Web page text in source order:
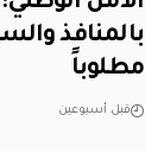
مطلوباً
قبل أسبوعين